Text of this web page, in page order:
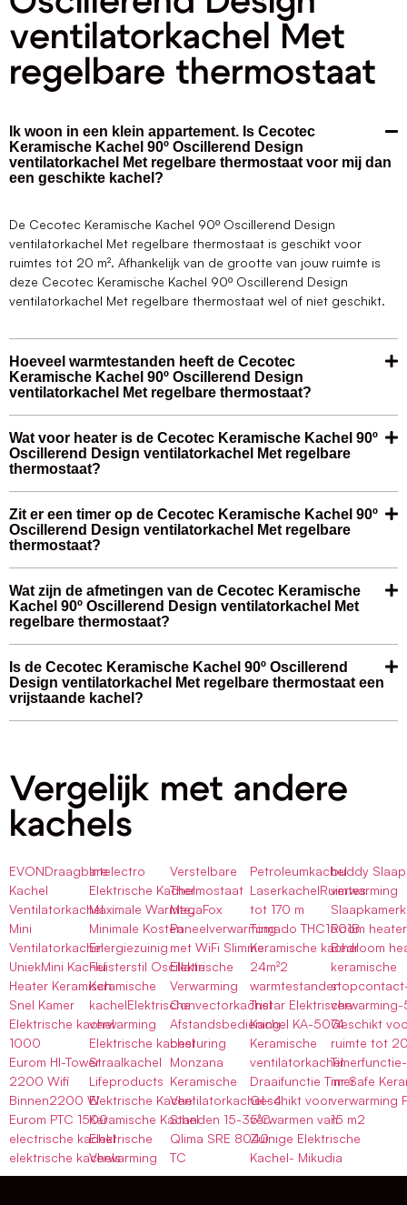
ventilatorkachel Met
regelbare thermostaat
Ik woon in een klein appartement. Is Cecotec
Keramische Kachel 90º Oscillerend Design
ventilatorkachel Met regelbare thermostaat voor mij dan
een geschikte kachel?
De Cecotec Keramische Kachel 90º Oscillerend Design
ventilatorkachel Met regelbare thermostaat is geschikt voor
ruimtes tot 20 m². Afhankelijk van de grootte van jouw ruimte is
deze Cecotec Keramische Kachel 90º Oscillerend Design
ventilatorkachel Met regelbare thermostaat wel of niet geschikt.
Hoeveel warmtestanden heeft de Cecotec
Keramische Kachel 90º Oscillerend Design
ventilatorkachel Met regelbare thermostaat?
Wat voor heater is de Cecotec Keramische Kachel 90º
Oscillerend Design ventilatorkachel Met regelbare
thermostaat?
Zit er een timer op de Cecotec Keramische Kachel 90º
Oscillerend Design ventilatorkachel Met regelbare
thermostaat?
Wat zijn de afmetingen van de Cecotec Keramische
Kachel 90º Oscillerend Design ventilatorkachel Met
regelbare thermostaat?
Is de Cecotec Keramische Kachel 90º Oscillerend
Design ventilatorkachel Met regelbare thermostaat een
vrijstaande kachel?
Vergelijk met andere
kachels
EVONDraagbare
Kachel
Ventilatorkachel
Mini
Ventilatorkachel
UniekMini Kachel
Heater Keramisch
Snel Kamer
Elektrische kachel
1000
Eurom HI-Tower
2200 Wifi
Binnen2200 W
Eurom PTC 1500
electrische kachel
elektrische kachels
Intelectro
Elektrische Kachel
Maximale Warmte,
Minimale Kosten
Energiezuinig
Fluisterstil Oscillatie
Keramische
kachelElektrische
verwarming
Elektrische kachel
Straalkachel
Lifeproducts
Elektrische Kachel
Keramische Kachel
Elektrische
Verwarming
Verstelbare
Thermostaat
MegaFox
Paneelverwarming
met WiFi Slimme
Elektrische
Verwarming
Convectorkachel
Afstandsbediening
besturing
Monzana
Keramische
Ventilatorkachel- 4
Standen 15-35°C
Qlima SRE 8040
TC
Petroleumkachel
LaserkachelRuimtes
tot 170 m
Tomado THC1501B
Keramische kachel
24m²2
warmtestanden
Tristar Elektrische
Kachel KA-5074
Keramische
ventilatorkachel
Draaifunctie Timer
Geschikt voor
verwarmen van
Zuinige Elektrische
Kachel- Mikudia
buddy
verwarming
Room heater
Bedroom
keramische
Geschikt
ruimte tot
mr Safe
verwarming
15 m2